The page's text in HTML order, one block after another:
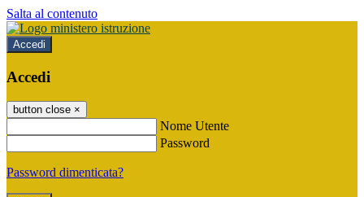
Salta al contenuto
Accedi
Accedi
button close ×
Nome Utente
Password
Password dimenticata?